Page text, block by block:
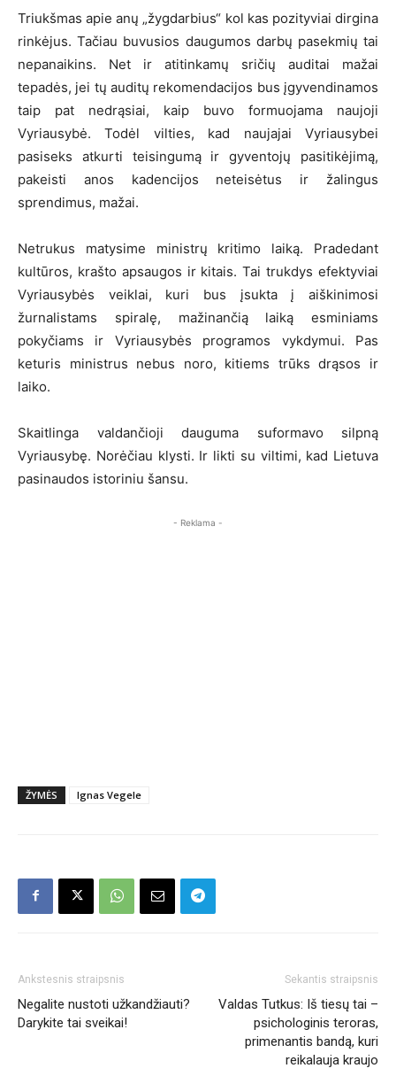
Triukšmas apie anų „žygdarbius“ kol kas pozityviai dirgina
rinkėjus. Tačiau buvusios daugumos darbų pasekmių tai
nepanaikins. Net ir atitinkamų sričių auditai mažai
tepadės, jei tų auditų rekomendacijos bus įgyvendinamos
taip pat nedrąsiai, kaip buvo formuojama naujoji
Vyriausybė. Todėl vilties, kad naujajai Vyriausybei
pasiseks atkurti teisingumą ir gyventojų pasitikėjimą,
pakeisti anos kadencijos neteisėtus ir žalingus
sprendimus, mažai.
Netrukus matysime ministrų kritimo laiką. Pradedant
kultūros, krašto apsaugos ir kitais. Tai trukdys efektyviai
Vyriausybės veiklai, kuri bus įsukta į aiškinimosi
žurnalistams spiralę, mažinančią laiką esminiams
pokyčiams ir Vyriausybės programos vykdymui. Pas
keturis ministrus nebus noro, kitiems trūks drąsos ir
laiko.
Skaitlinga valdančioji dauguma suformavo silpną
Vyriausybę. Norėčiau klysti. Ir likti su viltimi, kad Lietuva
pasinaudos istoriniu šansu.
- Reklama -
ŽYMĖS Ignas Vegele
Ankstesnis straipsnis
Negalite nustoti užkandžiauti?
Darykite tai sveikai!
Sekantis straipsnis
Valdas Tutkus: Iš tiesų tai –
psichologinis teroras,
primenantis bandą, kuri
reikalauja kraujo